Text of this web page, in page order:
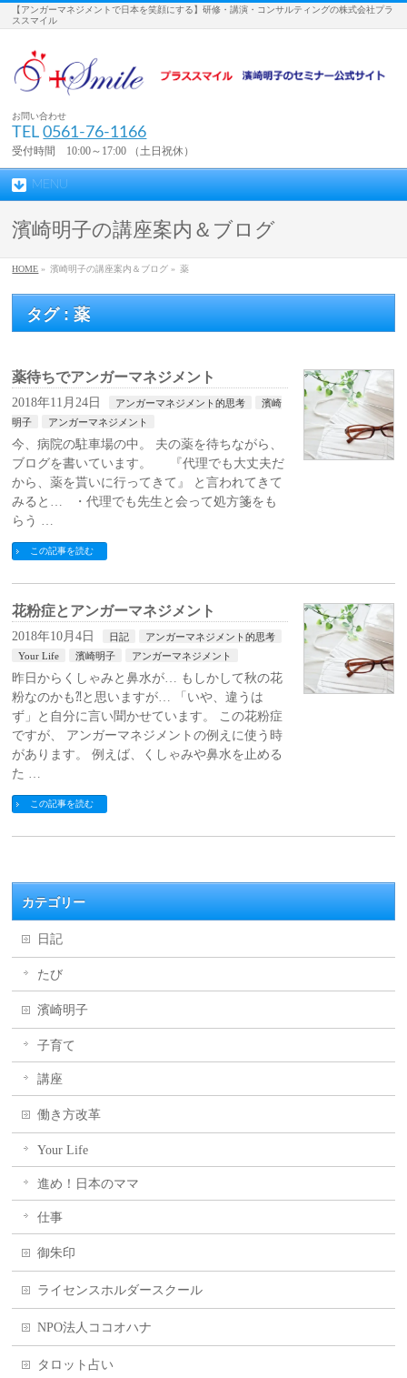
【アンガーマネジメントで日本を笑顔にする】研修・講演・コンサルティングの株式会社プラ
ススマイル
お問い合わせ
TEL0561-76-1166
受付時間 10:00～17:00 （土日祝休）
MENU
濱崎明子の講座案内＆ブログ
HOME » 濱崎明子の講座案内＆ブログ » 薬
タグ : 薬
薬待ちでアンガーマネジメント
2018年11月24日 アンガーマネジメント的思考
濱崎
明子
アンガーマネジメント
今、病院の駐車場の中。 夫の薬を待ちながら、
ブログを書いています。 『代理でも大丈夫だ
から、薬を貰いに行ってきて』 と言われてきて
みると… ・代理でも先生と会って処方箋をも
らう …
この記事を読む
花粉症とアンガーマネジメント
2018年10月4日 日記
アンガーマネジメント的思考
Your Life
濱崎明子 アンガーマネジメント
昨日からくしゃみと鼻水が… もしかして秋の花
粉なのかも⁈と思いますが… 「いや、違うは
ず」と自分に言い聞かせています。 この花粉症
ですが、 アンガーマネジメントの例えに使う時
があります。 例えば、くしゃみや鼻水を止める
た …
この記事を読む
カテゴリー
日記
たび
濱崎明子
子育て
講座
働き方改革
Your Life
進め！日本のママ
仕事
御朱印
ライセンスホルダースクール
NPO法人ココオハナ
タロット占い